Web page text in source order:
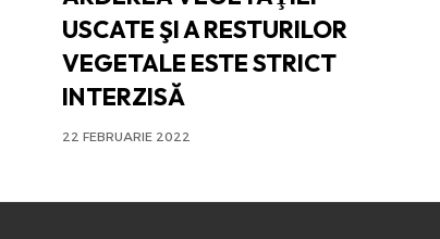
USCATE ŞI A RESTURILOR
VEGETALE ESTE STRICT
INTERZISĂ
22 FEBRUARIE 2022